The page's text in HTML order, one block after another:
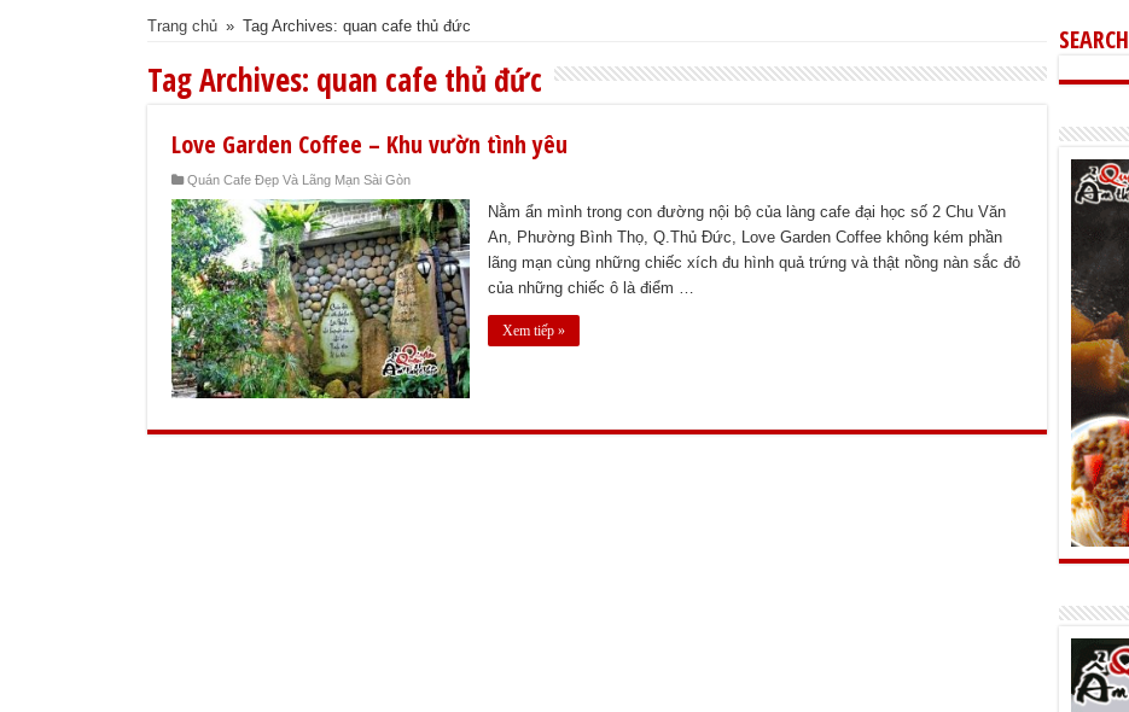
Trang chủ » Tag Archives: quan cafe thủ đức
Tag Archives: quan cafe thủ đức
Love Garden Coffee – Khu vườn tình yêu
Quán Cafe Đẹp Và Lãng Mạn Sài Gòn
Nằm ẩn mình trong con đường nội bộ của làng cafe đại học số 2 Chu Văn
An, Phường Bình Thọ, Q.Thủ Đức, Love Garden Coffee không kém phần
lãng mạn cùng những chiếc xích đu hình quả trứng và thật nồng nàn sắc đỏ
của những chiếc ô là điểm …
Xem tiếp »
SEARCH